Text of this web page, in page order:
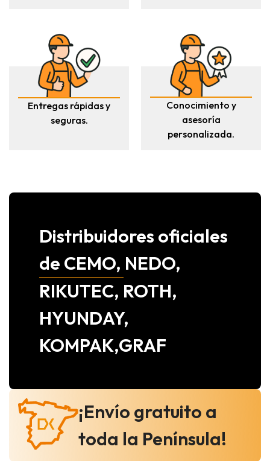
Entregas rápidas y
seguras.
Conocimiento y
asesoría
personalizada.
Distribuidores oficiales
de CEMO, NEDO,
RIKUTEC, ROTH,
HYUNDAY,
KOMPAK,GRAF
¡Envío gratuito a
toda la Península!